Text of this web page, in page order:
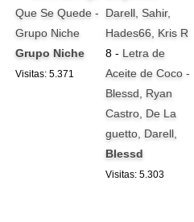
Que Se Quede -
Grupo Niche
Grupo Niche
Visitas: 5.371
8 - Letra de
Aceite de Coco -
Blessd, Ryan
Castro, De La
guetto, Darell,
Blessd
Visitas: 5.303